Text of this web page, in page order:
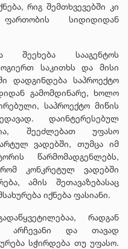
რიგ შემთხვევებში კი
სიდიდიდან
შეეხება სააგენტოს
საკითხს და მისი
დადგინდება საპროექტო
გამომდინარე, ხოლო
საპროექტო მიწის
დაინტერესებულ
შეეძლებათ უფასო
ვადებში, თუმცა იმ
წარმომადგენლებს,
კონკრეტულ ვადებში
ამის შეთავაზებასაც
იქნება ფასიანი.
რადგან
არჩევანი და თავად
სჭირდება თუ უფასო.